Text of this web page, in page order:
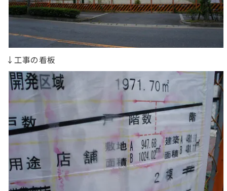
↓工事の看板